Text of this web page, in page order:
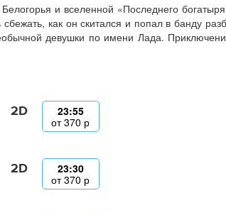
и вселенной «Последнего
как он скитался и попал в банду
девушки по имени Лада.
2D
23:55
от370 р
2D
23:30
от370 р